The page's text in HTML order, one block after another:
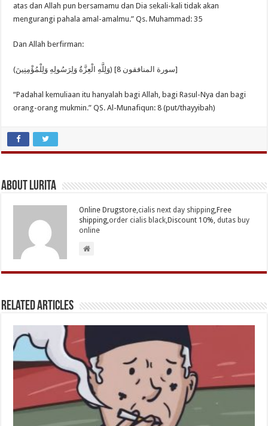
atas dan Allah pun bersamamu dan Dia sekali-kali tidak akan
mengurangi pahala amal-amalmu.” Qs. Muhammad: 35
Dan Allah berfirman:
(وَلِلَّهِ الْعِزَّةُ وَلِرَسُولِهِ وَلِلْمُؤْمِنِينَ) [سورة المنافقون 8]
“Padahal kemuliaan itu hanyalah bagi Allah, bagi Rasul-Nya dan bagi
orang-orang mukmin.” QS. Al-Munafiqun: 8 (put/thayyibah)
About Lurita
Online Drugstore,cialis next day shipping,Free
shipping,order cialis black,Discount 10%,dutas buy
online
Related Articles